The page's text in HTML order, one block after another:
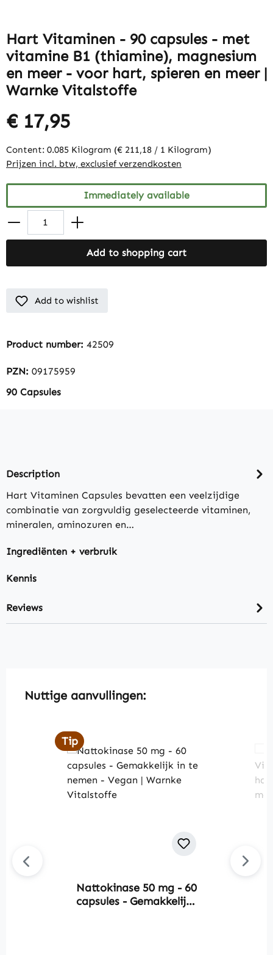
Hart Vitaminen - 90 capsules - met
vitamine B1 (thiamine), magnesium
en meer - voor hart, spieren en meer |
Warnke Vitalstoffe
€ 17,95
Content: 0.085 Kilogram (€ 211,18 / 1 Kilogram)
Prijzen incl. btw, exclusief verzendkosten
Immediately available
Add to shopping cart
Add to wishlist
Product number: 42509
PZN: 09175959
90 Capsules
Description
Hart Vitaminen Capsules bevatten een veelzijdige
combinatie van zorgvuldig geselecteerde vitaminen,
mineralen, aminozuren en…
Ingrediënten + verbruik
Kennis
Reviews
Skip product gallery
Nuttige aanvullingen:
Tip
Nattokinase 50 mg - 60
capsules - Gemakkelijk